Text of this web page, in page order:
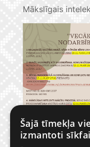
Mākslīgais
Šajā tīmekļa
izmantoti